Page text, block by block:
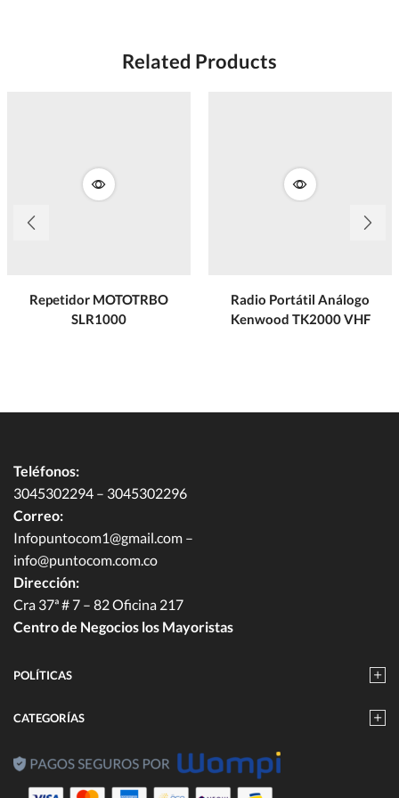
Related Products
Repetidor MOTOTRBO
SLR1000
Radio Portátil Análogo
Kenwood TK2000 VHF
Teléfonos:
3045302294 – 3045302296
Correo:
Infopuntocom1@gmail.com –
info@puntocom.com.co
Dirección:
Cra 37ª # 7 – 82 Oficina 217
Centro de Negocios los Mayoristas
POLÍTICAS
CATEGORÍAS